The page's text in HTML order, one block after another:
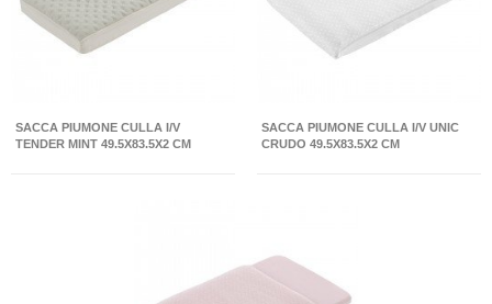
SACCA PIUMONE CULLA I/V
TENDER MINT 49.5X83.5X2 CM
SACCA PIUMONE CULLA I/V UNIC
CRUDO 49.5X83.5X2 CM